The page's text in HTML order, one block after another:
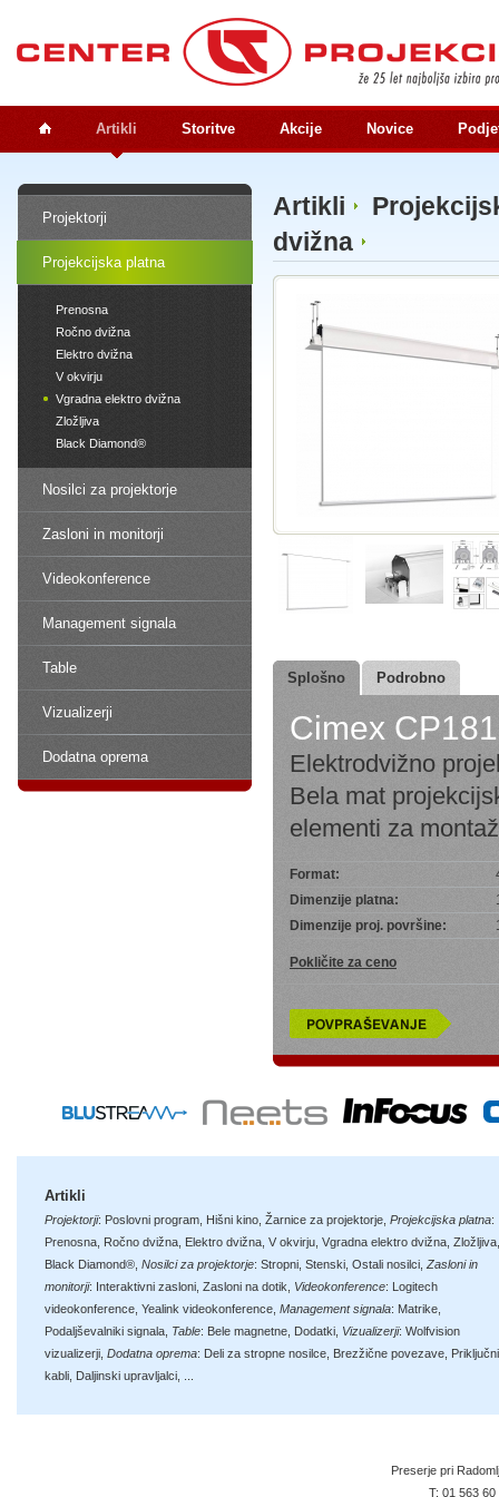
Artikli Storitve Akcije Novice
Projektorji
Projekcijska platna
Prenosna
Ročno dvižna
Elektro dvižna
V okvirju
Vgradna elektro dvižna
Zložljiva
Black Diamond®
Nosilci za projektorje
Zasloni in monitorji
Videokonference
Management signala
Table
Vizualizerji
Dodatna oprema
Artikli
dvižna
Splošno Podrobno
Cimex
Elektrodvižno
Bela mat
elementi za
Format:
Dimenzije platna:
Dimenzije proj. površine:
Pokličite za ceno
Artikli
Projektorji: Poslovni program Hišni kino Žarnice za projektorje Projekcijska platna:
Prenosna Ročno dvižna Elektro dvižna V okvirju Vgradna elektro dvižna Zložljiva
Black Diamond® Nosilci za projektorje: Stropni Stenski Ostali nosilci Zasloni in
monitorji: Interaktivni zasloni Zasloni na dotik Videokonference: Logitech
videokonference Yealink videokonference Management signala: Matrike
Podaljševalniki signala Table: Bele magnetne Dodatki Vizualizerji: Wolfvision
vizualizerji Dodatna oprema: Deli za stropne nosilce Brezžične povezave Priključni
kabli Daljinski upravljalci
Preserje pri
T: 01 563 60